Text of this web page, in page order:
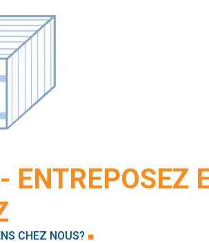
- ENTREPOSEZ
CHEZ NOUS? ■